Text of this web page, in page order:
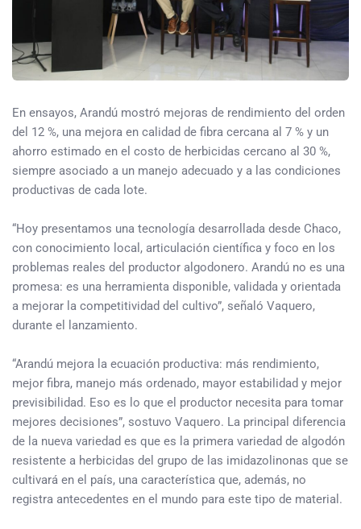
En ensayos, Arandú mostró mejoras de rendimiento del orden
del 12 %, una mejora en calidad de fibra cercana al 7 % y un
ahorro estimado en el costo de herbicidas cercano al 30 %,
siempre asociado a un manejo adecuado y a las condiciones
productivas de cada lote.
“Hoy presentamos una tecnología desarrollada desde Chaco,
con conocimiento local, articulación científica y foco en los
problemas reales del productor algodonero. Arandú no es una
promesa: es una herramienta disponible, validada y orientada
a mejorar la competitividad del cultivo”, señaló Vaquero,
durante el lanzamiento.
“Arandú mejora la ecuación productiva: más rendimiento,
mejor fibra, manejo más ordenado, mayor estabilidad y mejor
previsibilidad. Eso es lo que el productor necesita para tomar
mejores decisiones”, sostuvo Vaquero. La principal diferencia
de la nueva variedad es que es la primera variedad de algodón
resistente a herbicidas del grupo de las imidazolinonas que se
cultivará en el país, una característica que, además, no
registra antecedentes en el mundo para este tipo de material.